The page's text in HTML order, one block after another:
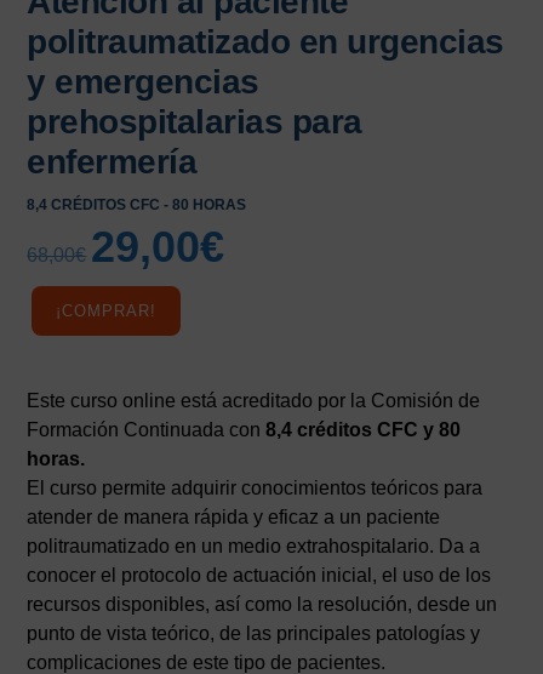
politraumatizado en urgencias
y emergencias
prehospitalarias para
enfermería
8,4 CRÉDITOS CFC - 80 HORAS
68,00€
El
precio
29,00€
¡COMPRAR!
Este curso online está acreditado por la Comisión de
Formación Continuada con8,4 créditos CFC y 80
horas.
El curso permite adquirir conocimientos teóricos para
atender de manera rápida y eficaz a un paciente
politraumatizado en un medio extrahospitalario. Da a
conocer el protocolo de actuación inicial, el uso de los
recursos disponibles, así como la resolución, desde un
punto de vista teórico, de las principales patologías y
complicaciones de este tipo de pacientes.